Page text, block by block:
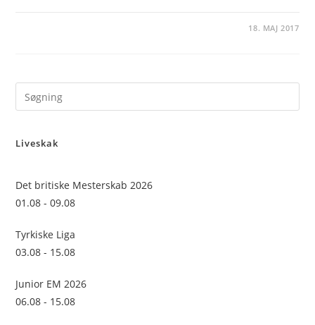
18. MAJ 2017
Liveskak
Det britiske Mesterskab 2026
01.08 - 09.08
Tyrkiske Liga
03.08 - 15.08
Junior EM 2026
06.08 - 15.08